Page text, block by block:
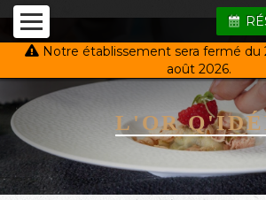
Notre établissement sera fermé du
août 2026.
L'OR